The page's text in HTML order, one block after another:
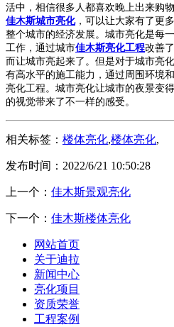
活中，相信很多人都喜欢晚上出来购
佳木斯城市亮化，可以让大家有了更
整个城市的经济发展。城市亮化是每
工作，通过城市佳木斯亮化工程改善
而让城市亮起来了。但是对于城市亮
有高水平的施工能力，通过周围环境
亮化工程。城市亮化让城市的夜景变
的视觉带来了不一样的感受。
相关标签： 楼体亮化,楼体亮化,
发布时间：2022/6/21 10:50:28
上一个： 佳木斯景观亮化
下一个： 佳木斯楼体亮化
网站首页
关于迪拉
新闻中心
亮化项目
资质荣誉
工程案例